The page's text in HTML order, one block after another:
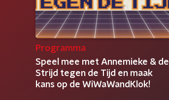
Programma
Speel mee met Annemieke & de
Strijd tegen de Tijd en maak
kans op de WiWaWandKlok!